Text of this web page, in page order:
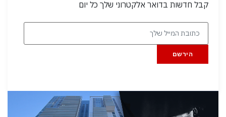
קבל חדשות בדואר אלקטרוני שלך כל יום
הירשם